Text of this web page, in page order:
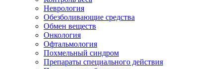
Неврология
Обезболивающие средства
Обмен веществ
Онкология
Офтальмология
Похмельный синдром
Препараты специального действия